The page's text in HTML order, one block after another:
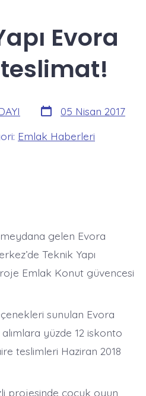
Evora
Yazı
tarihi
05 Nisan 2017
Emlak Haberleri
gelen Evora
Teknik Yapı
Emlak Konut güvencesi
sunulan Evora
yüzde 12 iskonto
teslimleri Haziran 2018
projesinde çocuk oyun